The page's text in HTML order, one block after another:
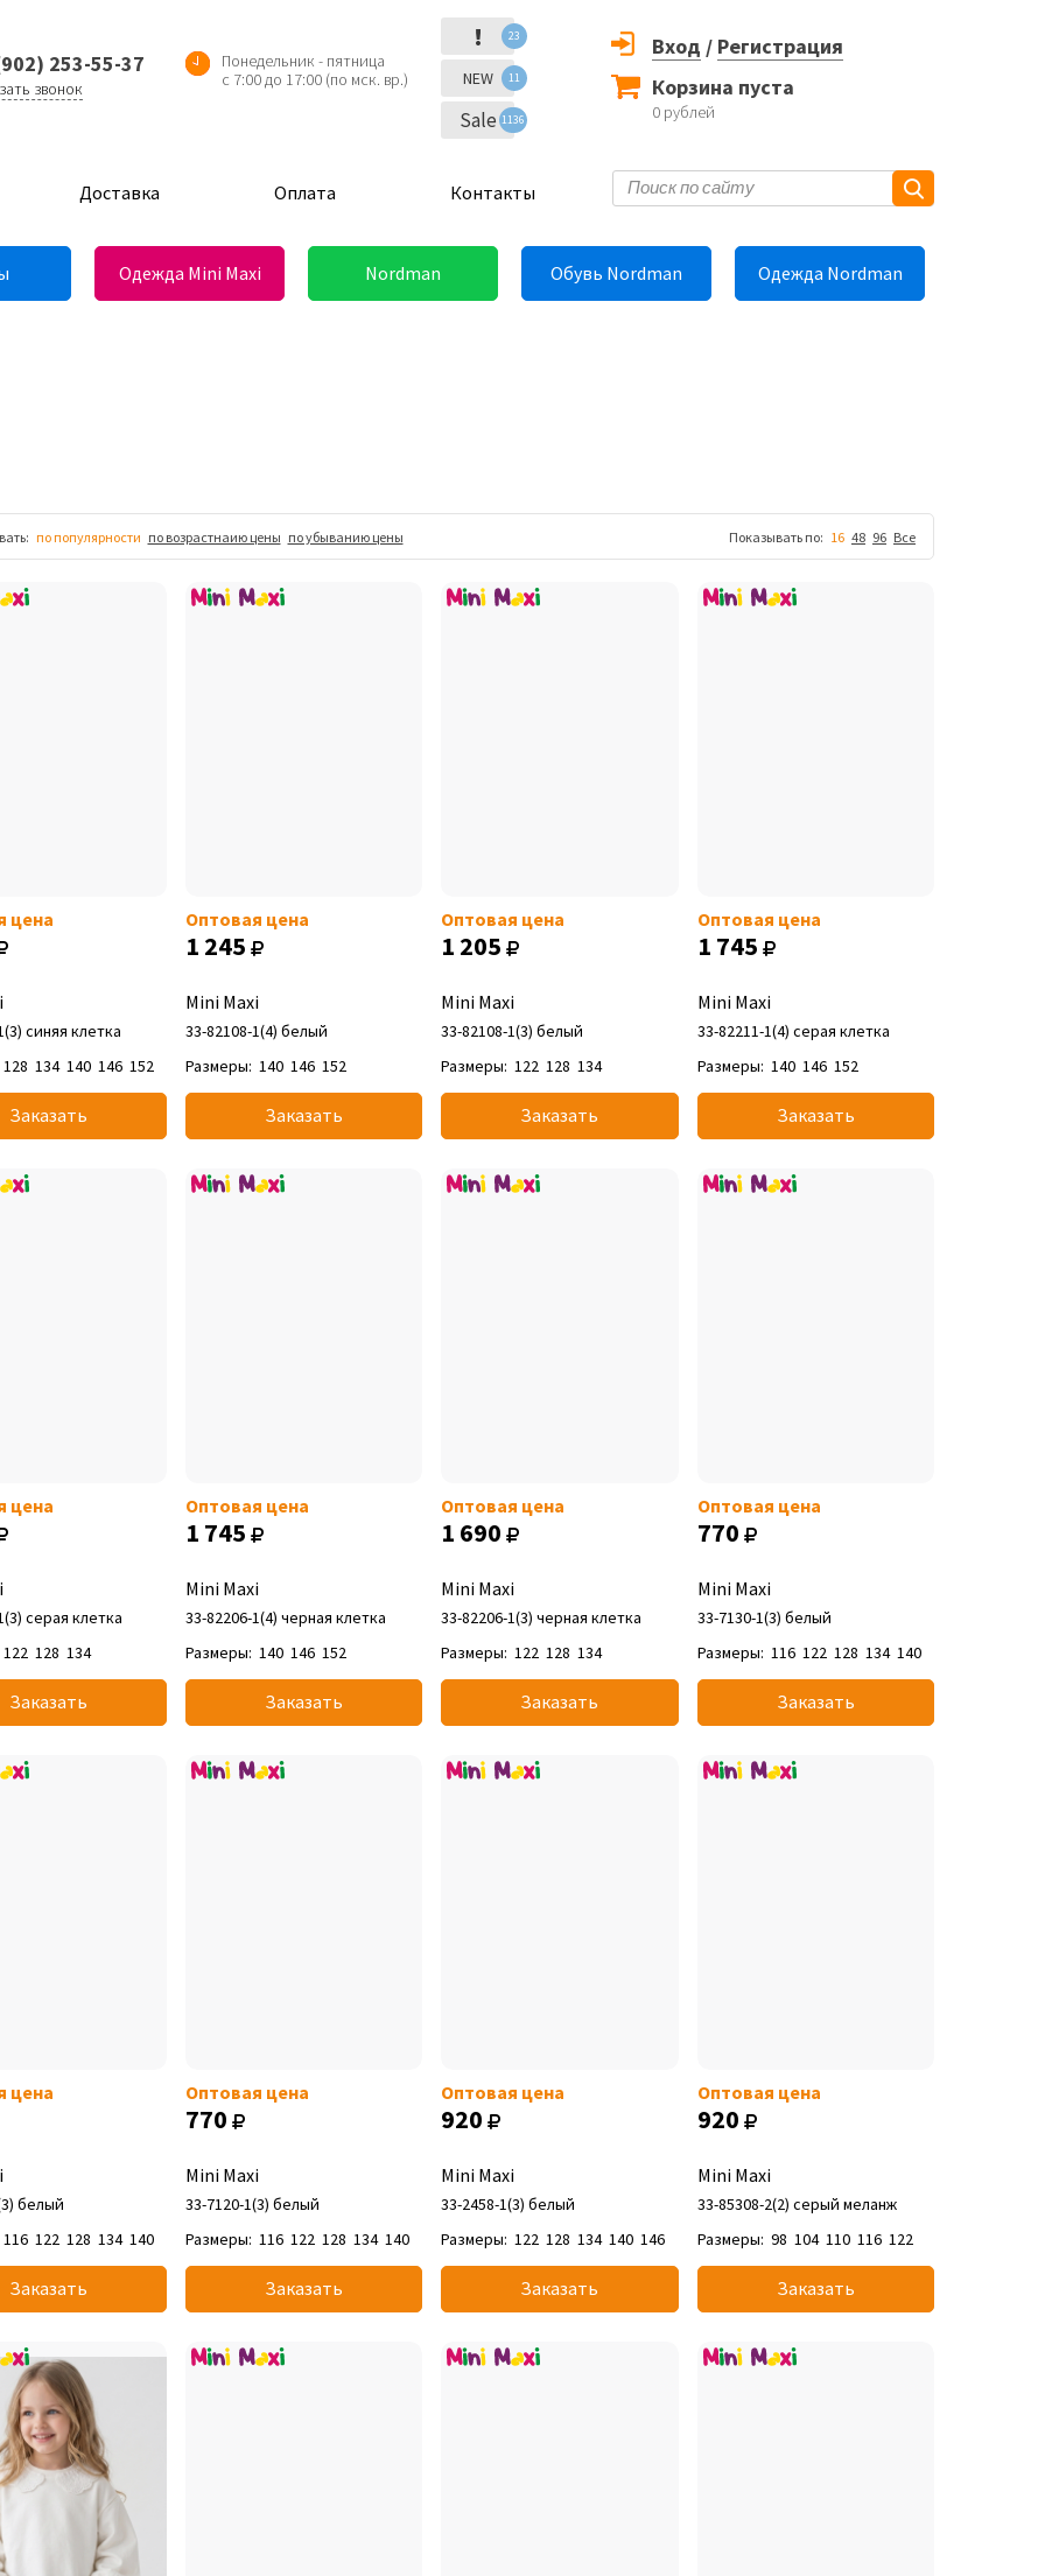
253-55-37
звонок
Понедельник - пятница
с 7:00 до 17:00 (по мск. вр.)
! 23
NEW 11
Sale 1136
Вход / Регистрация
Корзина пуста
0 рублей
Доставка Оплата Контакты
Одежда Mini Maxi Nordman Обувь Nordman Одежда Nordman
по популярности по возрастнаию цены по убыванию цены Показывать по: 16 48 96 Все
цена
синяя клетка
128 134 140 146 152
Заказать
Оптовая цена
1 245
Mini Maxi
33-82108-1(4) белый
Размеры: 140 146 152
Заказать
Оптовая цена
1 205
Mini Maxi
33-82108-1(3) белый
Размеры: 122 128 134
Заказать
Оптовая цена
1 745
Mini Maxi
33-82211-1(4) серая клетка
Размеры: 140 146 152
Заказать
цена
серая клетка
122 128 134
Заказать
Оптовая цена
1 745
Mini Maxi
33-82206-1(4) черная клетка
Размеры: 140 146 152
Заказать
Оптовая цена
1 690
Mini Maxi
33-82206-1(3) черная клетка
Размеры: 122 128 134
Заказать
Оптовая цена
770
Mini Maxi
33-7130-1(3) белый
Размеры: 116 122 128 134 140
Заказать
цена
белый
116 122 128 134 140
Заказать
Оптовая цена
770
Mini Maxi
33-7120-1(3) белый
Размеры: 116 122 128 134 140
Заказать
Оптовая цена
920
Mini Maxi
33-2458-1(3) белый
Размеры: 122 128 134 140 146
Заказать
Оптовая цена
920
Mini Maxi
33-85308-2(2) серый меланж
Размеры: 98 104 110 116 122
Заказать